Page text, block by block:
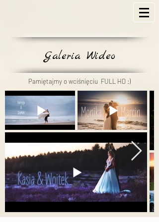
Galeria Wideo
Pamiętajmy o wciśnięciu FULL HD :)